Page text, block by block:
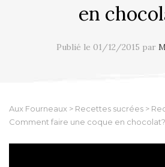
en
Publié le 01/12/2015 par
Aux Fourneaux > Recettes sucrées >
Comment faire une coque en chocolat?